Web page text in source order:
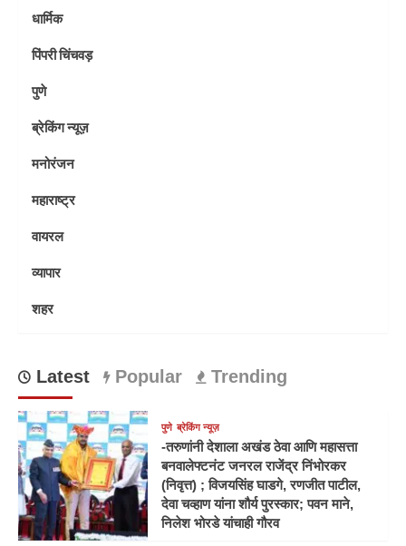
धार्मिक
पिंपरी चिंचवड़
पुणे
ब्रेकिंग न्यूज़
मनोरंजन
महाराष्ट्र
वायरल
व्यापार
शहर
Latest Popular Trending
पुणे ब्रेकिंग न्यूज़
-तरुणांनी देशाला अखंड ठेवा आणि महासत्ता
बनवालेफ्टनंट जनरल राजेंद्र निंभोरकर
(निवृत्त) ; विजयसिंह घाडगे, रणजीत पाटील,
देवा चव्हाण यांना शौर्य पुरस्कार; पवन माने,
निलेश भोरडे यांचाही गौरव